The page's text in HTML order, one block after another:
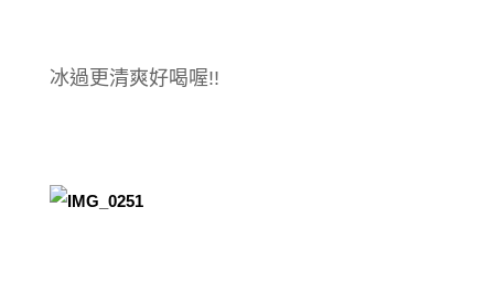
冰過更清爽好喝喔!!